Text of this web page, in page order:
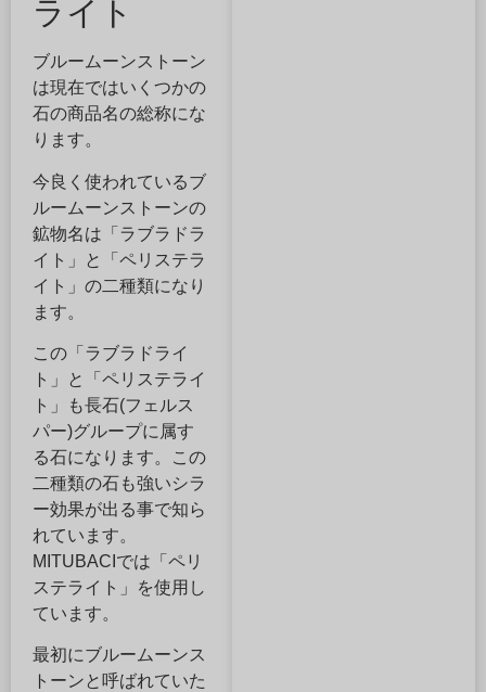
ライト
ブルームーンストーン
は現在ではいくつかの
石の商品名の総称にな
ります。
今良く使われているブ
ルームーンストーンの
鉱物名は「ラブラドラ
イト」と「ペリステラ
イト」の二種類になり
ます。
この「ラブラドライ
ト」と「ペリステライ
ト」も長石(フェルス
パー)グループに属す
る石になります。この
二種類の石も強いシラ
ー効果が出る事で知ら
れています。
MITUBACIでは「ペリ
ステライト」を使用し
ています。
最初にブルームーンス
トーンと呼ばれていた